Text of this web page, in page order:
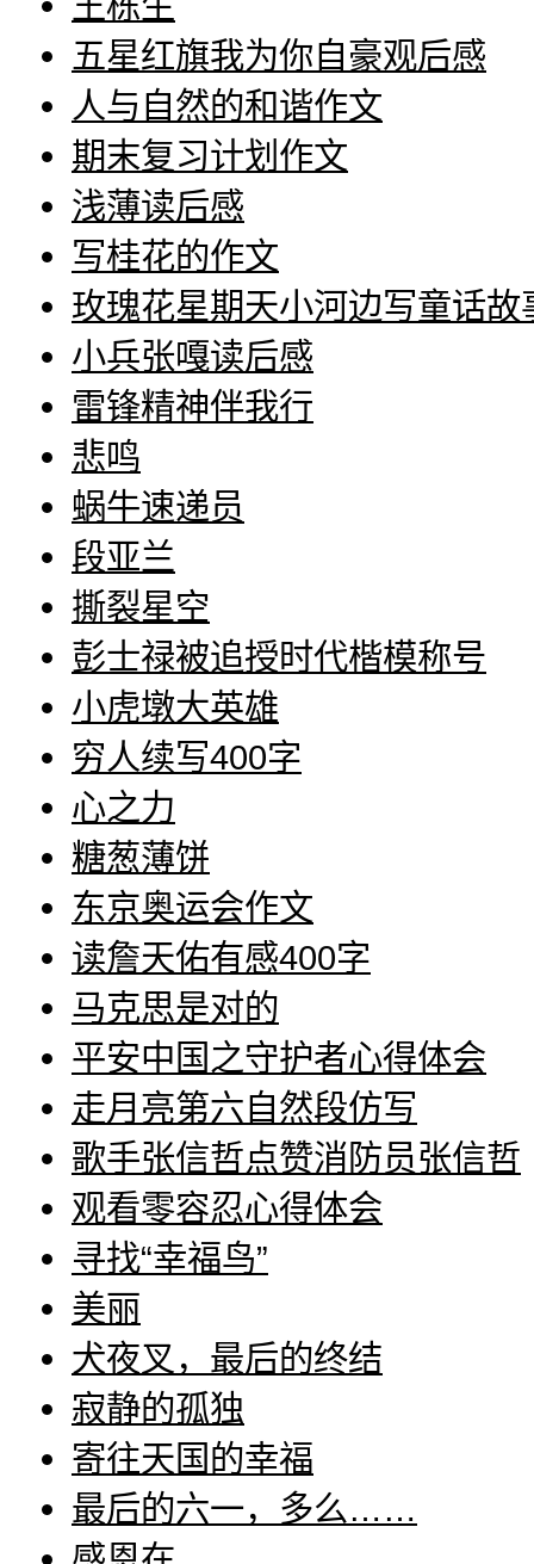
五星红旗我为你自豪观后感
人与自然的和谐作文
期末复习计划作文
浅薄读后感
写桂花的作文
玫瑰花星期天小河边写童话故
小兵张嘎读后感
雷锋精神伴我行
悲鸣
蜗牛速递员
段亚兰
撕裂星空
彭士禄被追授时代楷模称号
小虎墩大英雄
穷人续写400字
心之力
糖葱薄饼
东京奥运会作文
读詹天佑有感400字
马克思是对的
平安中国之守护者心得体会
走月亮第六自然段仿写
歌手张信哲点赞消防员张信哲
观看零容忍心得体会
寻找“幸福鸟”
美丽
犬夜叉，最后的终结
寂静的孤独
寄往天国的幸福
最后的六一，多么……